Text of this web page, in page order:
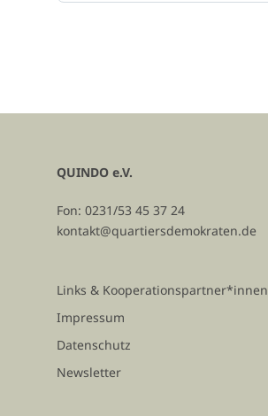
QUINDO e.V.
Fon: 0231/53 45 37 24
kontakt@quartiersdemokraten.de
Links & Kooperationspartner*innen
Impressum
Datenschutz
Newsletter